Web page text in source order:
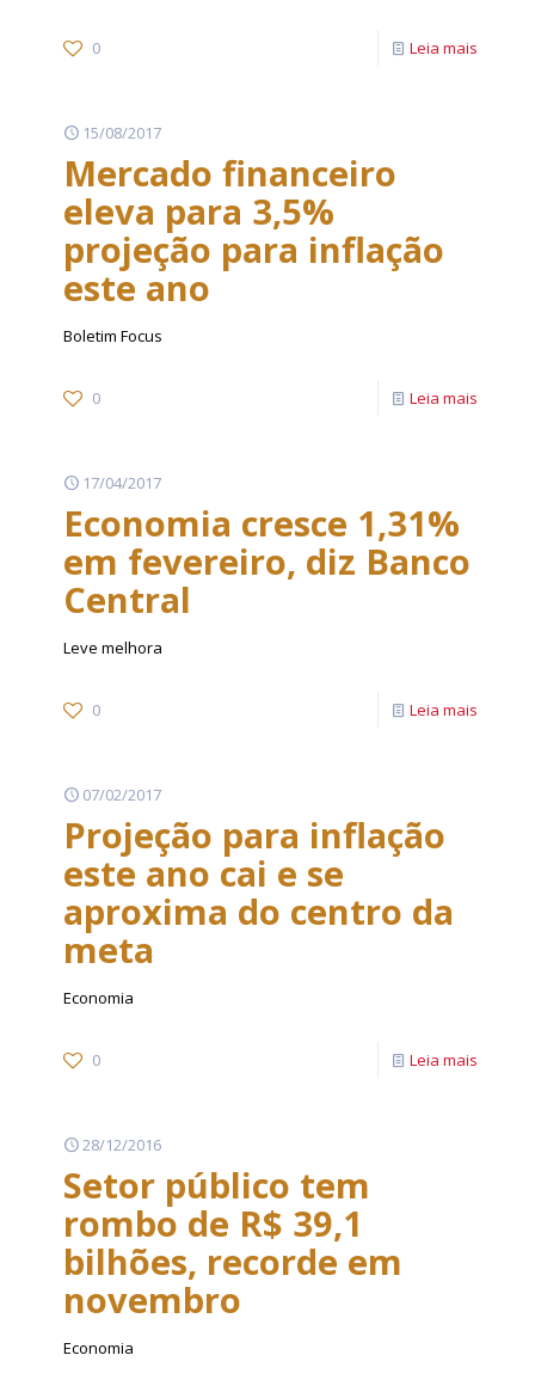
0 Leia mais
15/08/2017
Mercado financeiro
eleva para 3,5%
projeção para inflação
este ano
Boletim Focus
0 Leia mais
17/04/2017
Economia cresce 1,31%
em fevereiro, diz Banco
Central
Leve melhora
0 Leia mais
07/02/2017
Projeção para inflação
este ano cai e se
aproxima do centro da
meta
Economia
0 Leia mais
28/12/2016
Setor público tem
rombo de R$ 39,1
bilhões, recorde em
novembro
Economia